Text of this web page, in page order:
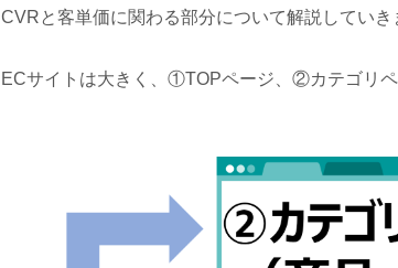
CVRと客単価に関わる部分について解説していき
ECサイトは大きく、①TOPページ、②カテゴリ